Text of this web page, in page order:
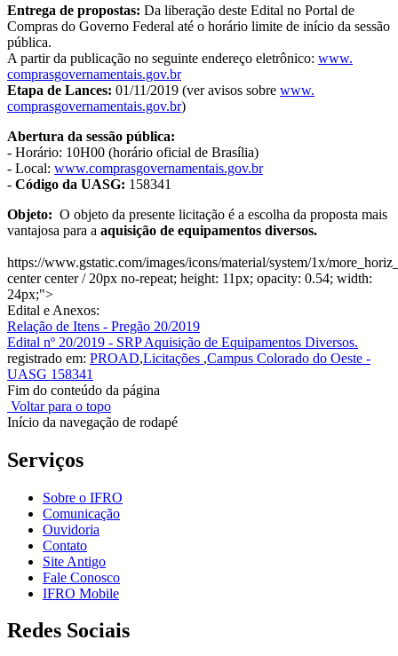
Entrega de propostas: Da liberação deste Edital no Portal de
Compras do Governo Federal até o horário limite de início da sessão
pública.
A partir da publicação no seguinte endereço eletrônico: www.
comprasgovernamentais.gov.br
Etapa de Lances: 01/11/2019 (ver avisos sobre www.
comprasgovernamentais.gov.br)
Abertura da sessão pública:
- Horário: 10H00 (horário oficial de Brasília)
- Local: www.comprasgovernamentais.gov.br
- Código da UASG: 158341
Objeto: O objeto da presente licitação é a escolha da proposta mais
vantajosa para a aquisição de equipamentos diversos.
https://www.gstatic.com/images/icons/material/system/1x/
center center / 20px no-repeat; height: 11px; opacity: 0.54; width:
24px;">
Edital e Anexos:
Relação de Itens - Pregão 20/2019
Edital nº 20/2019 - SRP Aquisição de Equipamentos Diversos.
registrado em: PROAD,Licitações ,Campus Colorado do Oeste -
UASG 158341
Fim do conteúdo da página
Voltar para o topo
Início da navegação de rodapé
Serviços
Sobre o IFRO
Comunicação
Ouvidoria
Contato
Site Antigo
Fale Conosco
IFRO Mobile
Redes Sociais